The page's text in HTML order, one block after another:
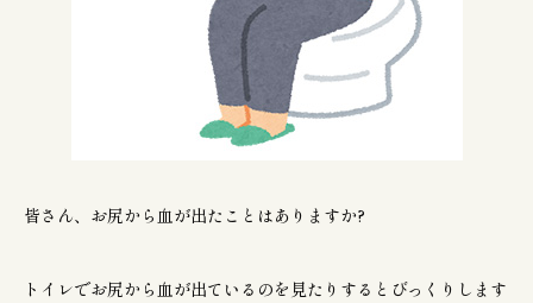
皆さん、お尻から血が出たことはありますか?
トイレでお尻から血が出ているのを見たりするとびっくりします